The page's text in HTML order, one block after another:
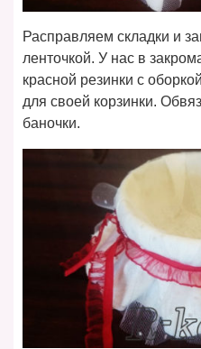
Расправляем складки и
ленточкой. У нас в
красной резинки с
для своей корзинки.
баночки.